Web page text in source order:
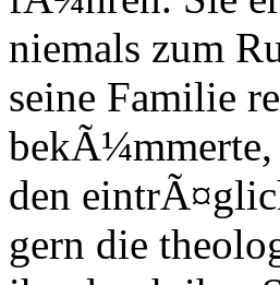
niemals zum
seine Familie
den
gern die